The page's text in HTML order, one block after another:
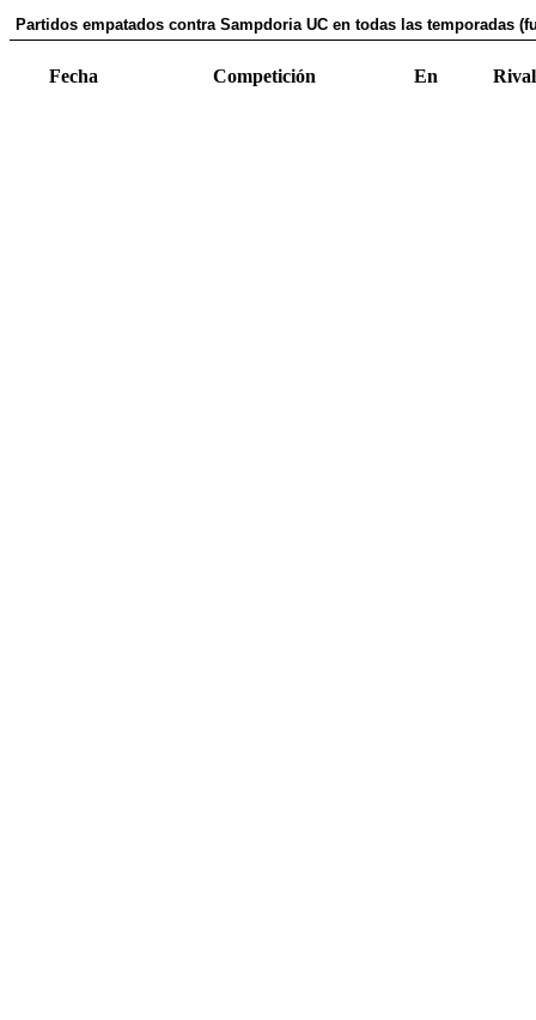
Partidos empatados contra Sampdoria UC en todas las temporadas
Fecha Competición En Rival